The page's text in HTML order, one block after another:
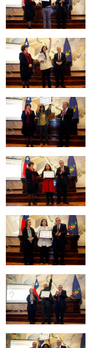
Zoom
Zoom
Zoom
Zoom
Zoom
Zoom